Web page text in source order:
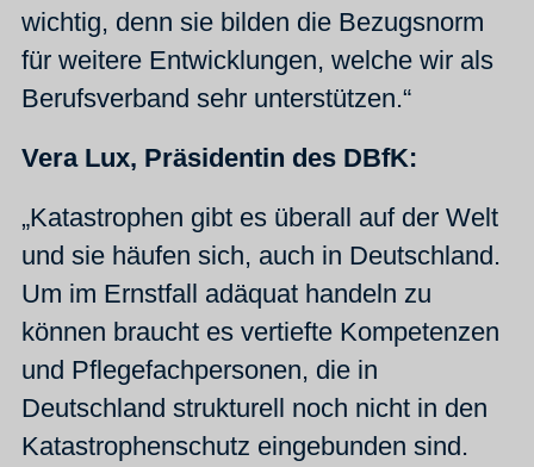
wichtig, denn sie bilden die Bezugsnorm
für weitere Entwicklungen, welche wir als
Berufsverband sehr unterstützen.“
Vera Lux, Präsidentin des DBfK:
„Katastrophen gibt es überall auf der Welt
und sie häufen sich, auch in Deutschland.
Um im Ernstfall adäquat handeln zu
können braucht es vertiefte Kompetenzen
und Pflegefachpersonen, die in
Deutschland strukturell noch nicht in den
Katastrophenschutz eingebunden sind.